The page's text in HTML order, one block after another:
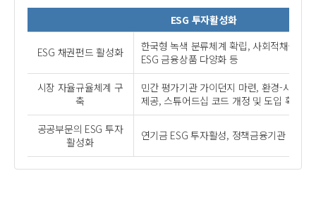
ESG 투자활성화
ESG 채권펀드 활성화
한국형 녹색 분류체계 확립, 사회적채권 가
ESG 금융상품 다양화 등
시장 자율규율체계 구
축
민간 평가기관 가이던지 마련, 환경-사회적
제공, 스튜어드십 코드 개정 및 도입 확산
공공부문의 ESG 투자
활성화
연기금 ESG 투자활성, 정책금융기관 ESG